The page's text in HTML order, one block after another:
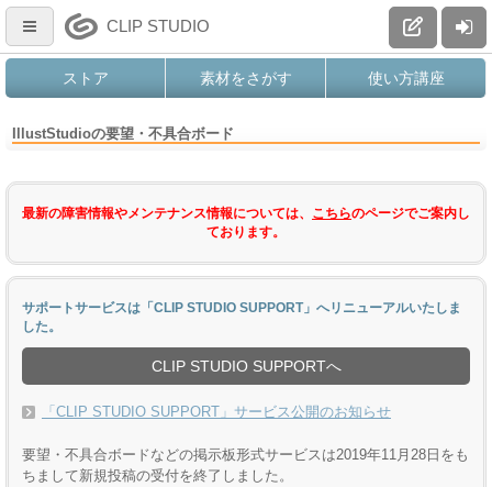
CLIP STUDIO
ストア 素材をさがす 使い方講座
IllustStudioの要望・不具合ボード
最新の障害情報やメンテナンス情報については、 こちらのページでご案内し
ております。
サポートサービスは「CLIP STUDIO SUPPORT」へリニューアルいたしま
した。
CLIP STUDIO SUPPORTへ
「CLIP STUDIO SUPPORT」サービス公開のお知らせ
要望・不具合ボードなどの掲示板形式サービスは2019年11月28日をも
ちまして新規投稿の受付を終了しました。